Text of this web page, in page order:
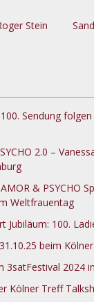
Stein
Sendung folgen
2.0 –
& PSYCHO
Weltfrauentag
Jubiläum: 100.
beim
3satFestival 2024
Kölner Treff